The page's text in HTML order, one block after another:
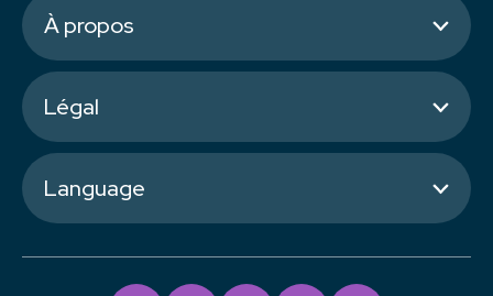
À propos
Légal
Language